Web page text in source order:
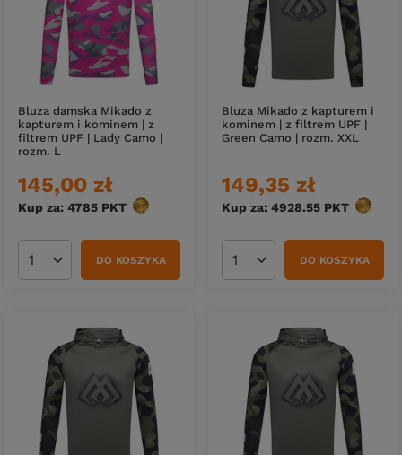
Bluza damska Mikado z
kapturem i kominem | z
filtrem UPF | Lady Camo |
rozm. L
145,00 zł
Kup za: 4785 PKT punktów
Ilość produktówDO KOSZYKA
Bluza Mikado z kapturem i
kominem | z filtrem UPF |
Green Camo | rozm. XXL
149,35 zł
Kup za: 4928.55 PKT
Ilość produktówDO KOSZYKA